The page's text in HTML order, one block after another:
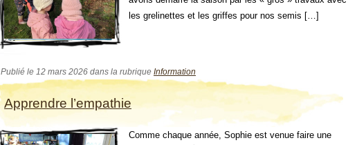
les grelinettes et les griffes pour nos semis […]
Publié le 12 mars 2026 dans la rubrique Information
Apprendre l’empathie
Comme chaque année, Sophie est venue faire une